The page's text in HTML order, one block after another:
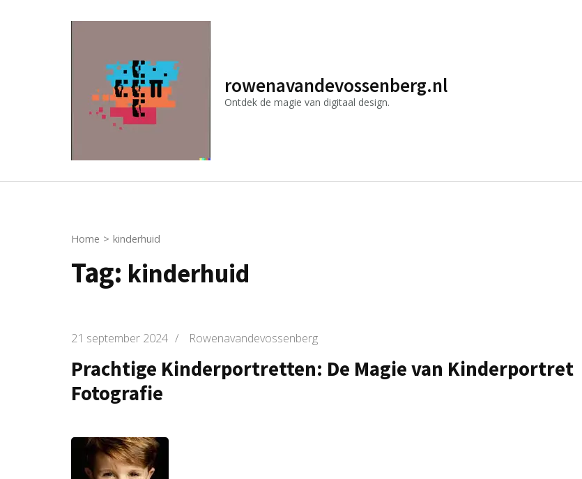
rowenavandevossenberg.nl
Ontdek de magie van digitaal design.
Home > kinderhuid
Tag: kinderhuid
21 september 2024 / Rowenavandevossenberg
Prachtige Kinderportretten: De Magie van Kinderportret
Fotografie